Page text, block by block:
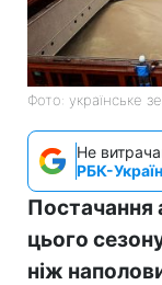
Фото: українське
Не
РБК-
Постачання
цього
ніж